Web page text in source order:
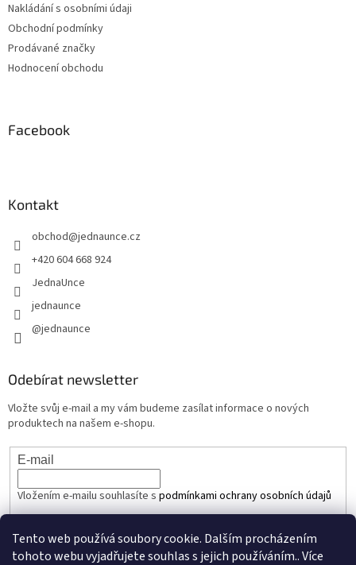
Tento web používá soubory cookie. Dalším procházením
tohoto webu vyjadřujete souhlas s jejich používáním.. Více
Nakládání s osobními údaji
Obchodní podmínky
Prodávané značky
Hodnocení obchodu
Facebook
Kontakt
obchod@jednaunce.cz
+420 604 668 924
JednaUnce
jednaunce
@jednaunce
Odebírat newsletter
Vložte svůj e-mail a my vám budeme zasílat informace o nových
produktech na našem e-shopu.
E-mail
Vložením e-mailu souhlasíte s podmínkami ochrany osobních údajů
PŘIHLÁSIT SE